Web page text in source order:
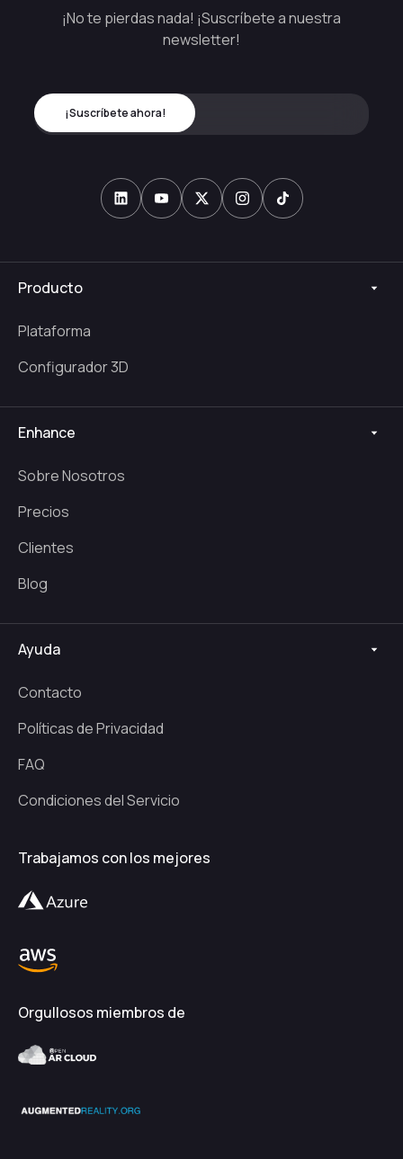
¡No te pierdas nada! ¡Suscríbete a nuestra
newsletter!
Producto
Plataforma
Configurador 3D
Enhance
Sobre Nosotros
Precios
Clientes
Blog
Ayuda
Contacto
Políticas de Privacidad
FAQ
Condiciones del Servicio
Trabajamos con los mejores
Orgullosos miembros de